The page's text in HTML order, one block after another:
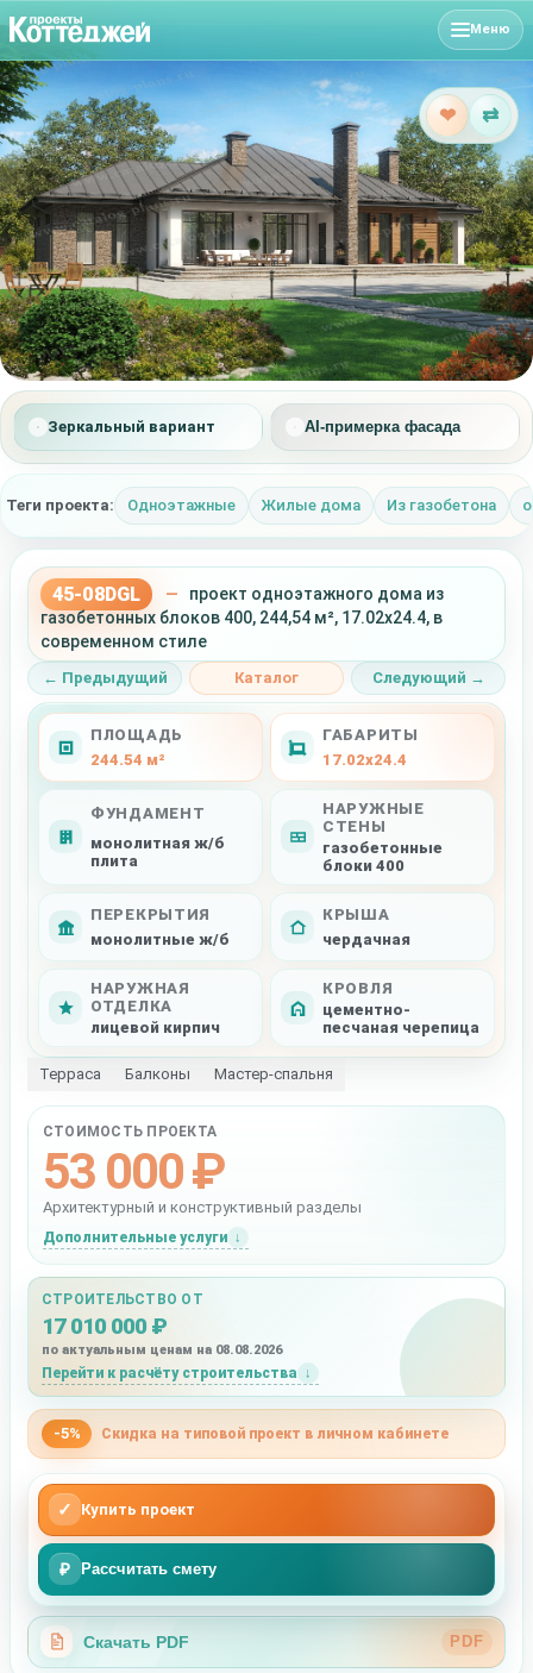
Меню
Зеркальный вариант AI-примерка фасада
Теги проекта: Одноэтажные Жилые дома Из газобетона
❤ ⇄
45-08DGL —
проект одноэтажного дома из
газобетонных блоков 400, 244,54 м², 17.02x24.4, в
современном стиле
← Предыдущий Каталог Следующий →
ПЛОЩАДЬ
244.54 м²
ГАБАРИТЫ
17.02x24.4
ФУНДАМЕНТ
монолитная ж/б
плита
НАРУЖНЫЕ
СТЕНЫ
газобетонные
блоки 400
ПЕРЕКРЫТИЯ
монолитные ж/б
КРЫША
чердачная
НАРУЖНАЯ
ОТДЕЛКА
лицевой кирпич
КРОВЛЯ
цементно-
песчаная черепица
Терраса Балконы Мастер-спальня
СТОИМОСТЬ ПРОЕКТА
53 000 ₽
Архитектурный и конструктивный разделы
Дополнительные услуги
СТРОИТЕЛЬСТВО ОТ
17 010 000 ₽
по актуальным ценам на 08.08.2026
Перейти к расчёту строительства
-5% Скидка на типовой проект в личном кабинете
✓ Купить проект
₽ Рассчитать смету
Скачать PDF PDF